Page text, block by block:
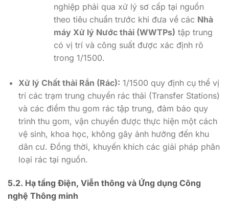
nghiệp phải qua xử lý sơ cấp tại nguồn
theo tiêu chuẩn trước khi đưa về các Nhà
máy Xử lý Nước thải (WWTPs) tập trung
có vị trí và công suất được xác định rõ
trong 1/1500.
Xử lý Chất thải Rắn (Rác): 1/1500 quy định cụ thể vị
trí các trạm trung chuyển rác thải (Transfer Stations)
và các điểm thu gom rác tập trung, đảm bảo quy
trình thu gom, vận chuyển được thực hiện một cách
vệ sinh, khoa học, không gây ảnh hưởng đến khu
dân cư. Đồng thời, khuyến khích các giải pháp phân
loại rác tại nguồn.
5.2. Hạ tầng Điện, Viễn thông và Ứng dụng Công
nghệ Thông minh